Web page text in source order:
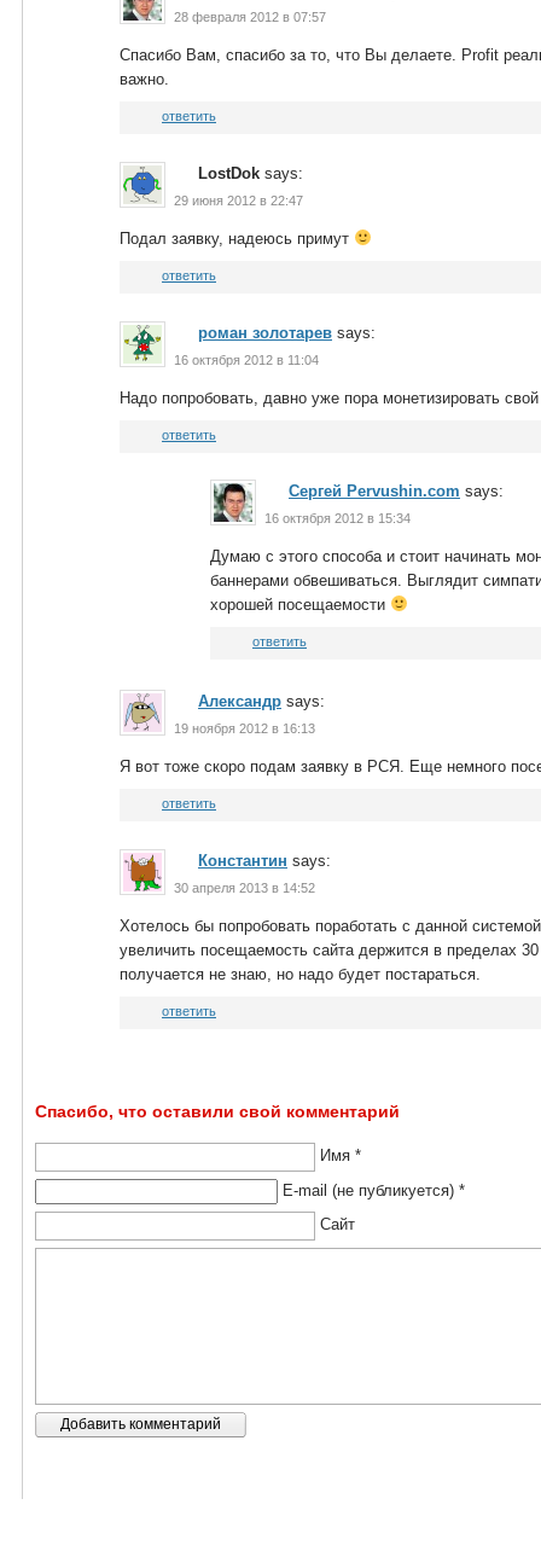
28 февраля 2012 в 07:57
Спасибо Вам, спасибо за то, что Вы делаете. Profit
важно.
ответить
LostDok says:
29 июня 2012 в 22:47
Подал заявку, надеюсь примут
ответить
роман золотарев says:
16 октября 2012 в 11:04
Надо попробовать, давно уже пора монетизировать свой
ответить
Сергей Pervushin.com says:
16 октября 2012 в 15:34
Думаю с этого способа и стоит начинать
баннерами обвешиваться. Выглядит
хорошей посещаемости
ответить
Александр says:
19 ноября 2012 в 16:13
Я вот тоже скоро подам заявку в РСЯ. Еще немного
ответить
Константин says:
30 апреля 2013 в 14:52
Хотелось бы попробовать поработать с данной
увеличить посещаемость сайта держится в пределах
получается не знаю, но надо будет постараться.
ответить
Спасибо, что оставили свой комментарий
Имя *
E-mail (не публикуется) *
Сайт